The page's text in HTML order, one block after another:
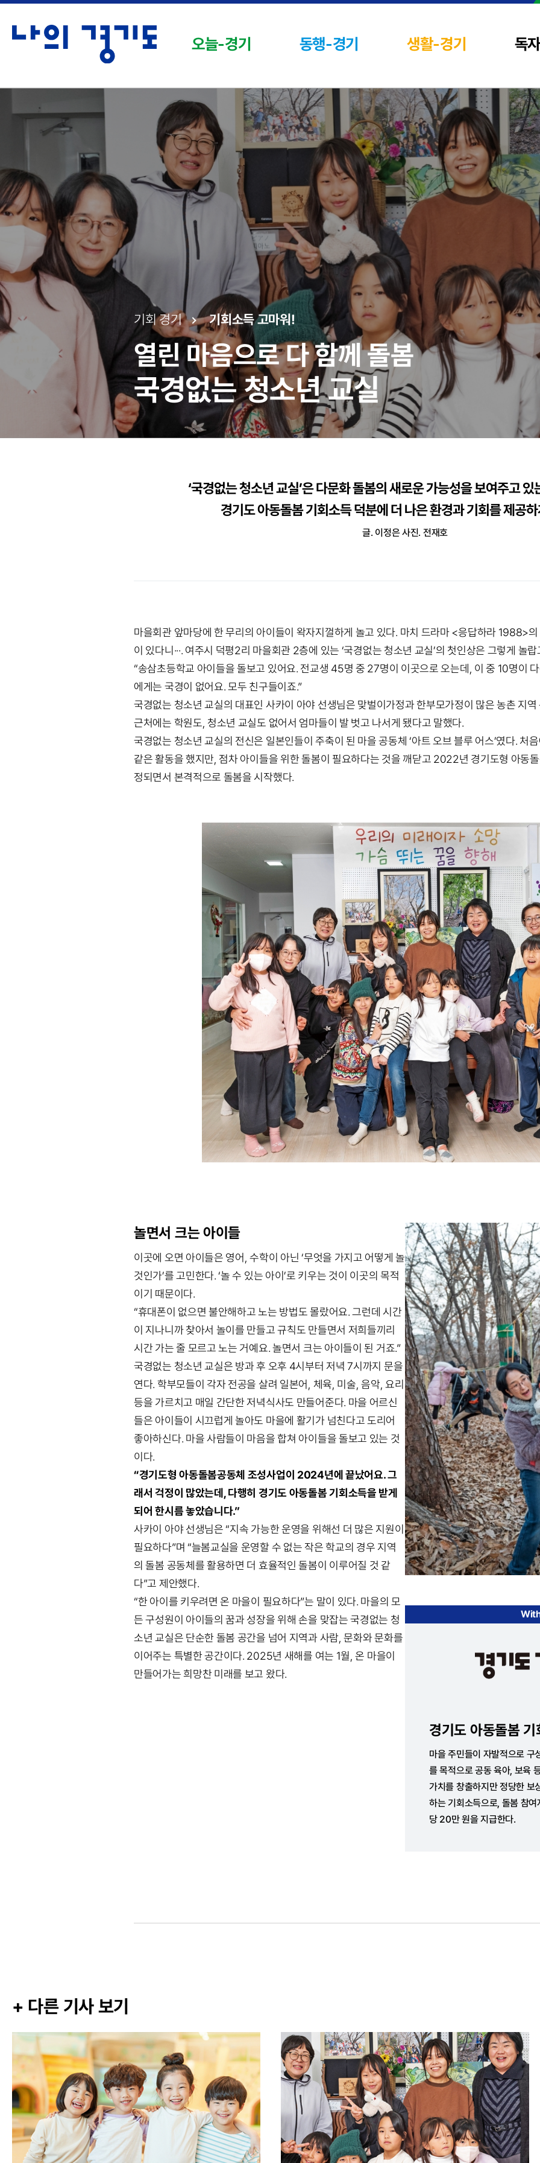
오늘-경기 동행-경기 생활-경기 독
기회 경기 기회소득 고마워!
열린 마음으로 다 함께 돌봄
국경없는 청소년 교실
‘국경없는 청소년 교실’은 다문화 돌봄의 새로운 가능성을 보여주고
경기도 아동돌봄 기회소득 덕분에 더 나은 환경과 기회를 제공
글. 이정은사진. 전재호
마을회관 앞마당에 한 무리의 아이들이 왁자지껄하게 놀고 있다. 마치 드라마 <응답하라 1988>
이 있다니···. 여주시 덕평2리 마을회관 2층에 있는 ‘국경없는 청소년 교실’의 첫인상은 그렇게 놀
“송삼초등학교 아이들을 돌보고 있어요. 전교생 45명 중 27명이 이곳으로 오는데, 이 중 10명이
에게는 국경이 없어요. 모두 친구들이죠.”
국경없는 청소년 교실의 대표인 사카이 아야 선생님은 맞벌이가정과 한부모가정이 많은 농촌 지
근처에는 학원도, 청소년 교실도 없어서 엄마들이 발 벗고 나서게 됐다고 말했다.
국경없는 청소년 교실의 전신은 일본인들이 주축이 된 마을 공동체 ‘아트 오브 블루 어스’였다. 처
같은 활동을 했지만, 점차 아이들을 위한 돌봄이 필요하다는 것을 깨닫고 2022년 경기도형 아동
정되면서 본격적으로 돌봄을 시작했다.
놀면서 크는 아이들
이곳에 오면 아이들은 영어, 수학이 아닌 ‘무엇을 가지고 어떻게 놀
것인가’를 고민한다. ‘놀 수 있는 아이’로 키우는 것이 이곳의 목적
이기 때문이다.
“휴대폰이 없으면 불안해하고 노는 방법도 몰랐어요. 그런데 시간
이 지나니까 찾아서 놀이를 만들고 규칙도 만들면서 저희들끼리
시간 가는 줄 모르고 노는 거예요. 놀면서 크는 아이들이 된 거죠.”
국경없는 청소년 교실은 방과 후 오후 4시부터 저녁 7시까지 문을
연다. 학부모들이 각자 전공을 살려 일본어, 체육, 미술, 음악, 요리
등을 가르치고 매일 간단한 저녁식사도 만들어준다. 마을 어르신
들은 아이들이 시끄럽게 놀아도 마을에 활기가 넘친다고 도리어
좋아하신다. 마을 사람들이 마음을 합쳐 아이들을 돌보고 있는 것
이다.
“경기도형 아동돌봄공동체 조성사업이 2024년에 끝났어요. 그
래서 걱정이 많았는데, 다행히 경기도 아동돌봄 기회소득을 받게
되어 한시름 놓았습니다.”
사카이 아야 선생님은 “지속 가능한 운영을 위해선 더 많은 지원이
필요하다”며 “늘봄교실을 운영할 수 없는 작은 학교의 경우 지역
의 돌봄 공동체를 활용하면 더 효율적인 돌봄이 이루어질 것 같
다”고 제안했다.
“한 아이를 키우려면 온 마을이 필요하다”는 말이 있다. 마을의 모
든 구성원이 아이들의 꿈과 성장을 위해 손을 맞잡는 국경없는 청
소년 교실은 단순한 돌봄 공간을 넘어 지역과 사람, 문화와 문화를
이어주는 특별한 공간이다. 2025년 새해를 여는 1월, 온 마을이
만들어가는 희망찬 미래를 보고 왔다.
경기도 아동돌봄
마을 주민들이 자발적으로 구
를 목적으로 공동 육아, 보육
가치를 창출하지만 정당한 보
하는 기회소득으로, 돌봄 참
당 20만 원을 지급한다.
+ 다른 기사 보기